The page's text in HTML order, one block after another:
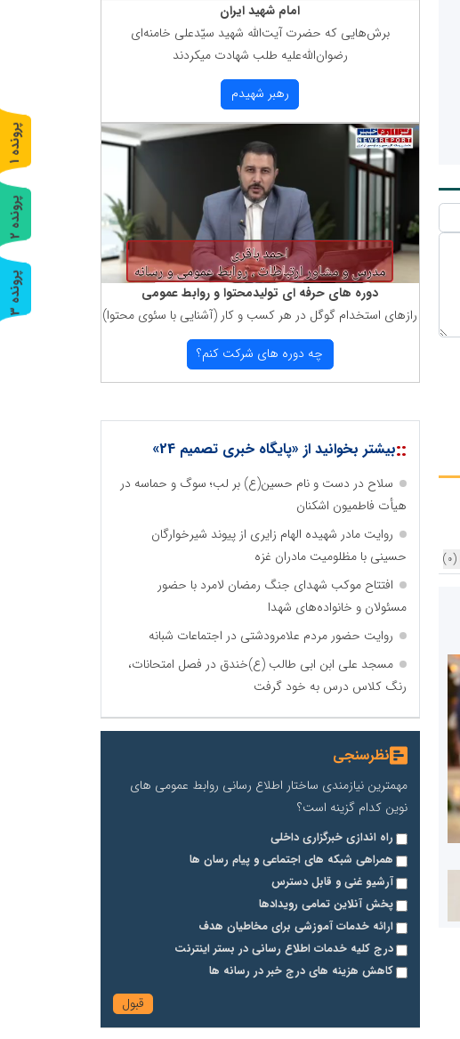
(0)
امام شهید ایران
برش‌هایی كه حضرت آیت‌الله شهید سیّدعلی خامنه‌ای
رضوان‌الله‌علیه طلب شهادت میكردند
رهبر شهیدم
دوره های حرفه ای تولیدمحتوا و روابط عمومی
رازهای استخدام گوگل در هر كسب و كار (آشنایی با سئوی محتوا)
چه دوره های شركت كنم؟
::بیشتر بخوانید از «پایگاه خبری تصمیم 24»
سلاح در دست و نام حسین(ع) بر لب؛ سوگ و حماسه در
هیأت فاطمیون اشکنان
روایت مادر شهیده الهام زایری از پیوند شیرخوارگان
حسینی با مظلومیت مادران غزه
افتتاح موکب شهدای جنگ رمضان لامرد با حضور
مسئولان و خانواده‌های شهدا
روایت حضور مردم علامرودشتی در اجتماعات شبانه
مسجد علی ابن ابی طالب (ع)خندق در فصل امتحانات،
رنگ کلاس درس به خود گرفت
نظرسنجی
مهمترین نیازمندی ساختار اطلاع رسانی روابط عمومی های
نوین کدام گزینه است؟
راه اندازی خبرگزاری داخلی
همراهی شبکه های اجتماعی و پیام رسان ها
آرشیو غنی و قابل دسترس
پخش آنلاین تمامی رویدادها
ارائه خدمات آموزشی برای مخاطیان هدف
درج کلیه خدمات اطلاع رسانی در بستر اینترنت
کاهش هزینه های درج خبر در رسانه ها
پ
ر
و
ن
د
ه
1
پ
ر
و
ن
د
ه
2
پ
ر
و
ن
د
ه
3